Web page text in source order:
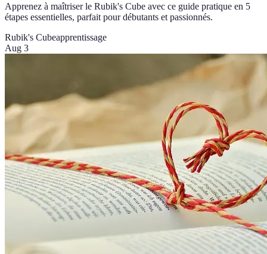
Apprenez à maîtriser le Rubik's Cube avec ce guide pratique en 5
étapes essentielles, parfait pour débutants et passionnés.
Rubik's Cubeapprentissage
Aug 3